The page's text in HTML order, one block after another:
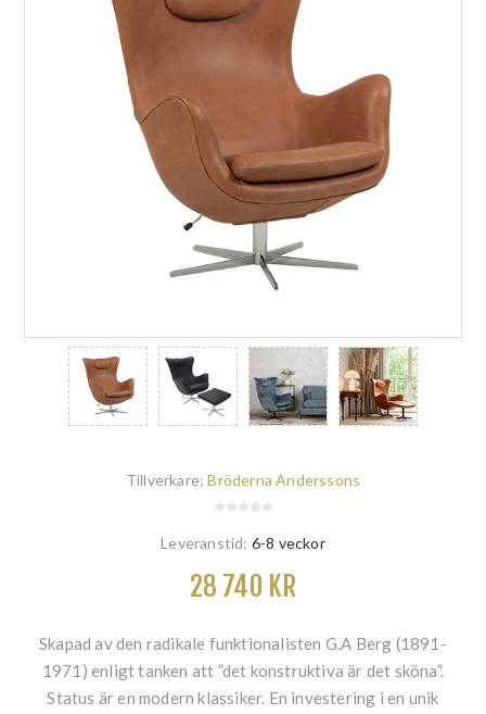
Tillverkare: Bröderna Anderssons
Leveranstid: 6-8 veckor
28 740 KR
Skapad av den radikale funktionalisten G.A Berg (1891-
1971) enligt tanken att ”det konstruktiva är det sköna”.
Status är en modern klassiker. En investering i en unik